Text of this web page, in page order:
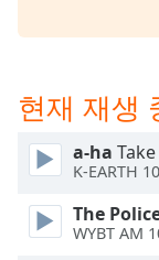
window.
cancel
close
window.
현재 재생
a-ha
K-EARTH
The
WYBT AM